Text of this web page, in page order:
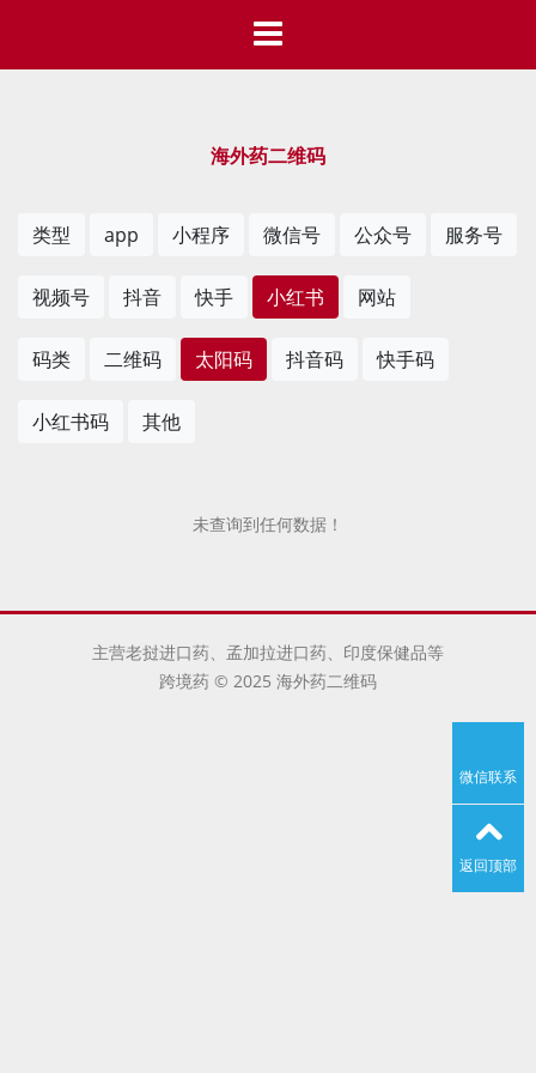
海外药二维码
类型 app 小程序 微信号 公众号 服务号
视频号 抖音 快手 小红书 网站
码类 二维码 太阳码 抖音码 快手码
小红书码 其他
未查询到任何数据！
主营老挝进口药、孟加拉进口药、印度保健品等
跨境药 © 2025 海外药二维码
微信联系
返回顶部